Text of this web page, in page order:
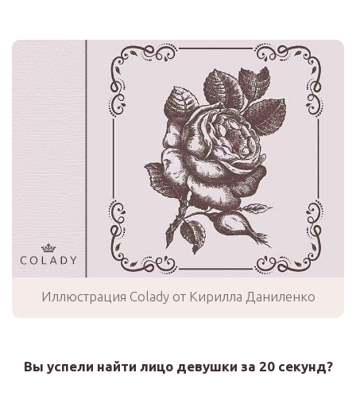
Иллюстрация Colady от Кирилла Даниленко
Вы успели найти лицо девушки за 20 секунд?